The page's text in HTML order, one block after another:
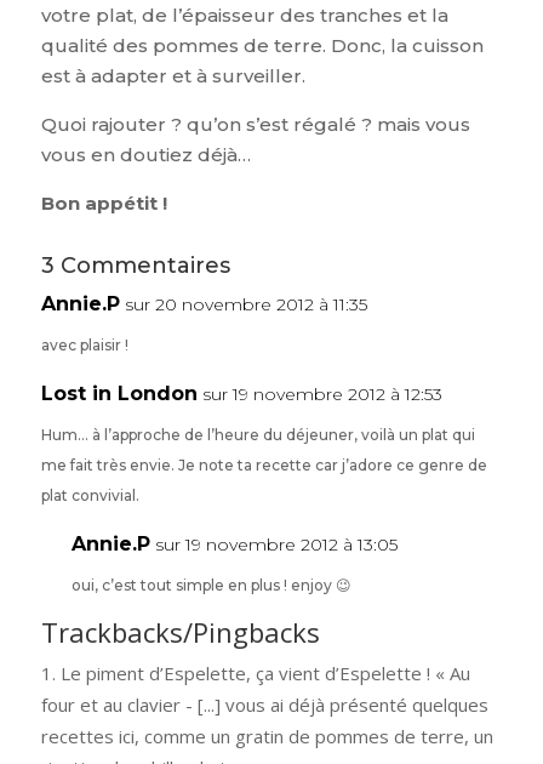
votre plat, de l’épaisseur des tranches et la
qualité des pommes de terre. Donc, la cuisson
est à adapter et à surveiller.
Quoi rajouter ? qu’on s’est régalé ? mais vous
vous en doutiez déjà…
Bon appétit !
3 Commentaires
Annie.P sur 20 novembre 2012 à 11:35
avec plaisir !
Lost in London sur 19 novembre 2012 à 12:53
Hum… à l’approche de l’heure du déjeuner, voilà un plat qui
me fait très envie. Je note ta recette car j’adore ce genre de
plat convivial.
Annie.P sur 19 novembre 2012 à 13:05
oui, c’est tout simple en plus ! enjoy 😉
Trackbacks/Pingbacks
Le piment d’Espelette, ça vient d’Espelette ! « Au
four et au clavier - [...] vous ai déjà présenté quelques
recettes ici, comme un gratin de pommes de terre, un